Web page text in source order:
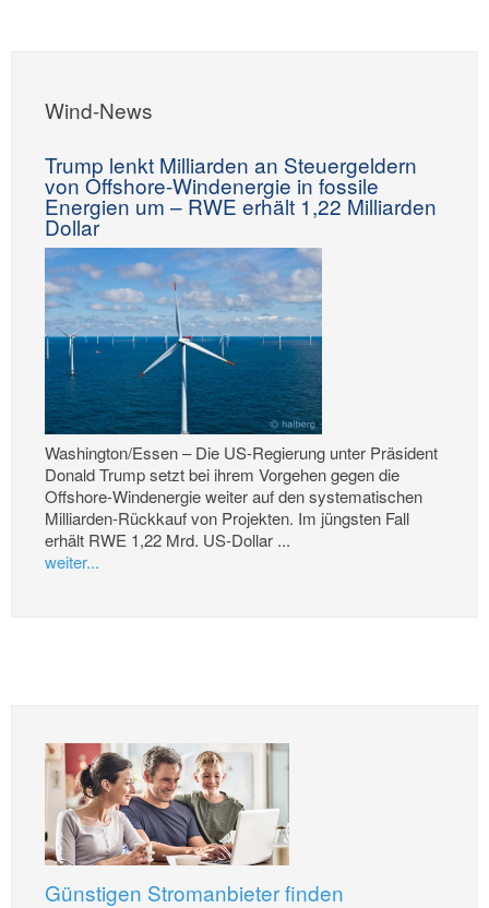
Wind-News
Trump lenkt Milliarden an Steuergeldern
von Offshore-Windenergie in fossile
Energien um – RWE erhält 1,22 Milliarden
Dollar
Washington/Essen – Die US-Regierung unter Präsident
Donald Trump setzt bei ihrem Vorgehen gegen die
Offshore-Windenergie weiter auf den systematischen
Milliarden-Rückkauf von Projekten. Im jüngsten Fall
erhält RWE 1,22 Mrd. US-Dollar ...
weiter...
Günstigen Stromanbieter finden